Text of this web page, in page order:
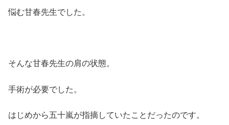
悩む甘春先生でした。
そんな甘春先生の肩の状態。
手術が必要でした。
はじめから五十嵐が指摘していたことだったのです。